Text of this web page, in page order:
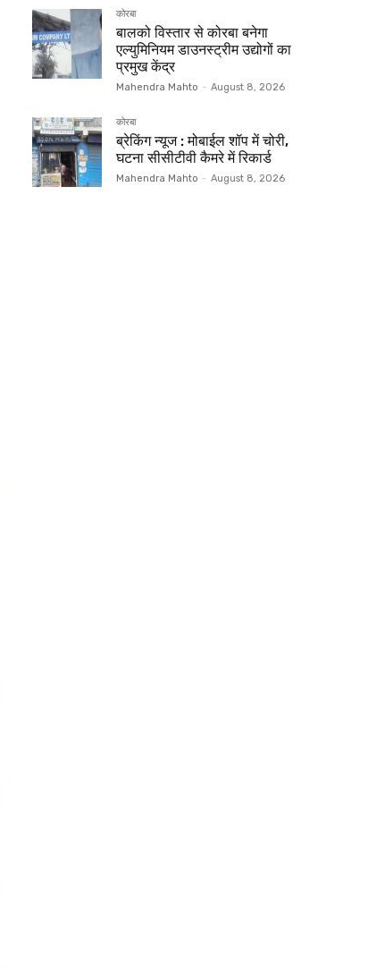
कोरबा
बालको विस्तार से कोरबा बनेगा
एल्युमिनियम डाउनस्ट्रीम उद्योगों का
प्रमुख केंद्र
Mahendra Mahto - August 8, 2026
कोरबा
ब्रेकिंग न्यूज : मोबाईल शॉप में चोरी,
घटना सीसीटीवी कैमरे में रिकार्ड
Mahendra Mahto - August 8, 2026